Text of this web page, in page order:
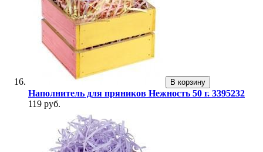
В корзину
Наполнитель для пряников Нежность 50 г. 3395232
119 руб.